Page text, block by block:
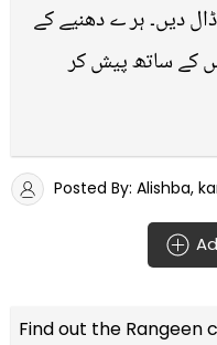
دیں۔ ہر ے دھنیے کے
کے ساتھ پیش کر
Posted By: Alishba,
Find out the Rangeen